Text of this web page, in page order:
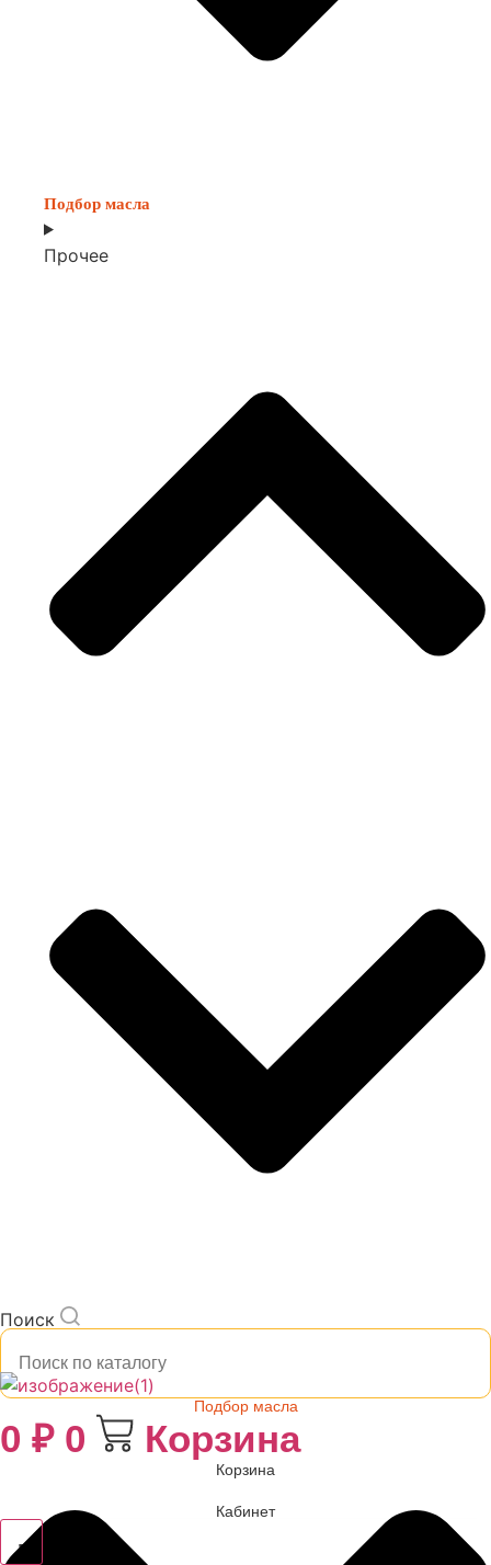
Подбор масла
Прочее
Поиск
Подбор масла
0 ₽ 0 Корзина
Корзина
Кабинет